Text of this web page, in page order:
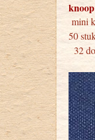
50
32